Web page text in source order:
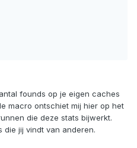
founds op je eigen caches
macro ontschiet mij hier op het
die deze stats bijwerkt.
die jij vindt van anderen.